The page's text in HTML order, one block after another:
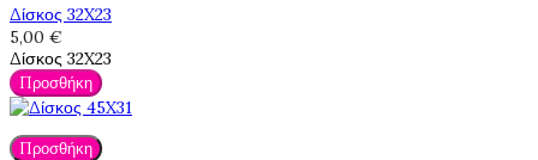
Δίσκος 32X23
5,00 €
Δίσκος 32X23
Προσθήκη
Προσθήκη